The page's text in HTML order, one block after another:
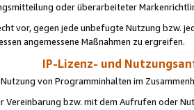
oder überarbeiteter
vor, gegen jede unbefugte Nutzung bzw.
angemessene Maßnahmen zu ergreifen.
IP-Lizenz- und
von Programminhalten im
Vereinbarung bzw. mit dem Aufrufen oder